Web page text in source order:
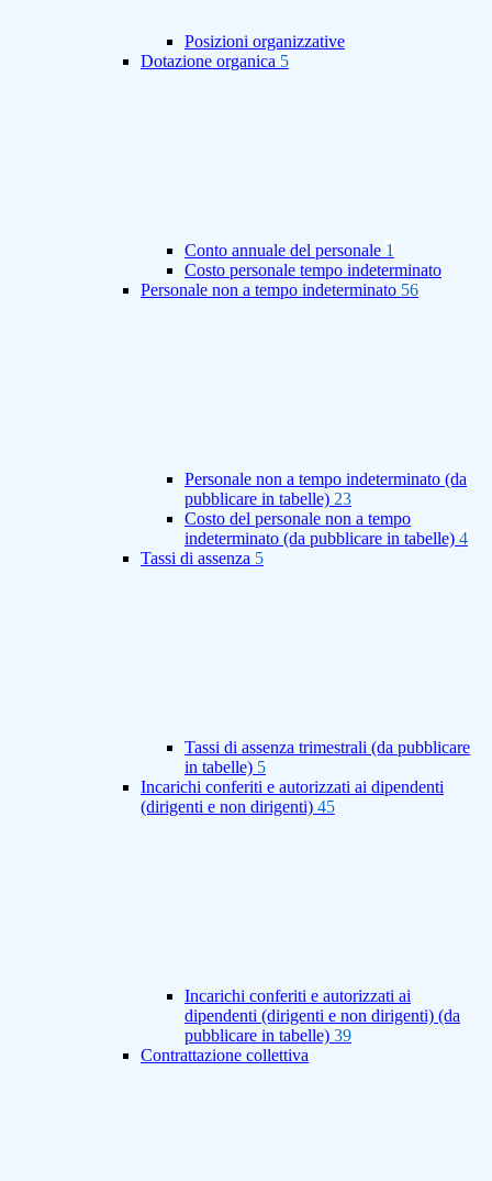
Posizioni organizzative
Dotazione organica 5
Conto annuale del personale 1
Costo personale tempo indeterminato
Personale non a tempo indeterminato 56
Personale non a tempo indeterminato (da
pubblicare in tabelle) 23
Costo del personale non a tempo
indeterminato (da pubblicare in tabelle) 4
Tassi di assenza 5
Tassi di assenza trimestrali (da pubblicare
in tabelle) 5
Incarichi conferiti e autorizzati ai dipendenti
(dirigenti e non dirigenti) 45
Incarichi conferiti e autorizzati ai
dipendenti (dirigenti e non dirigenti) (da
pubblicare in tabelle) 39
Contrattazione collettiva